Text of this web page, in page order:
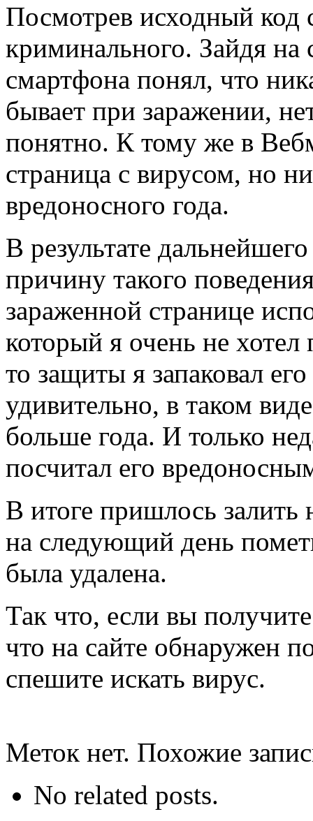
Посмотрев исходный код
криминального. Зайдя на
смартфона понял, что
бывает при заражении,
понятно. К тому же в
страница с вирусом, но
вредоносного года.
В результате
причину такого
зараженной странице
который я очень не хотел
то защиты я запаковал
удивительно, в таком
больше года. И только
посчитал его
В итоге пришлось залить
на следующий день
была удалена.
Так что, если вы
что на сайте обнаружен
спешите искать вирус.
Меток нет. Похожие
No related posts.